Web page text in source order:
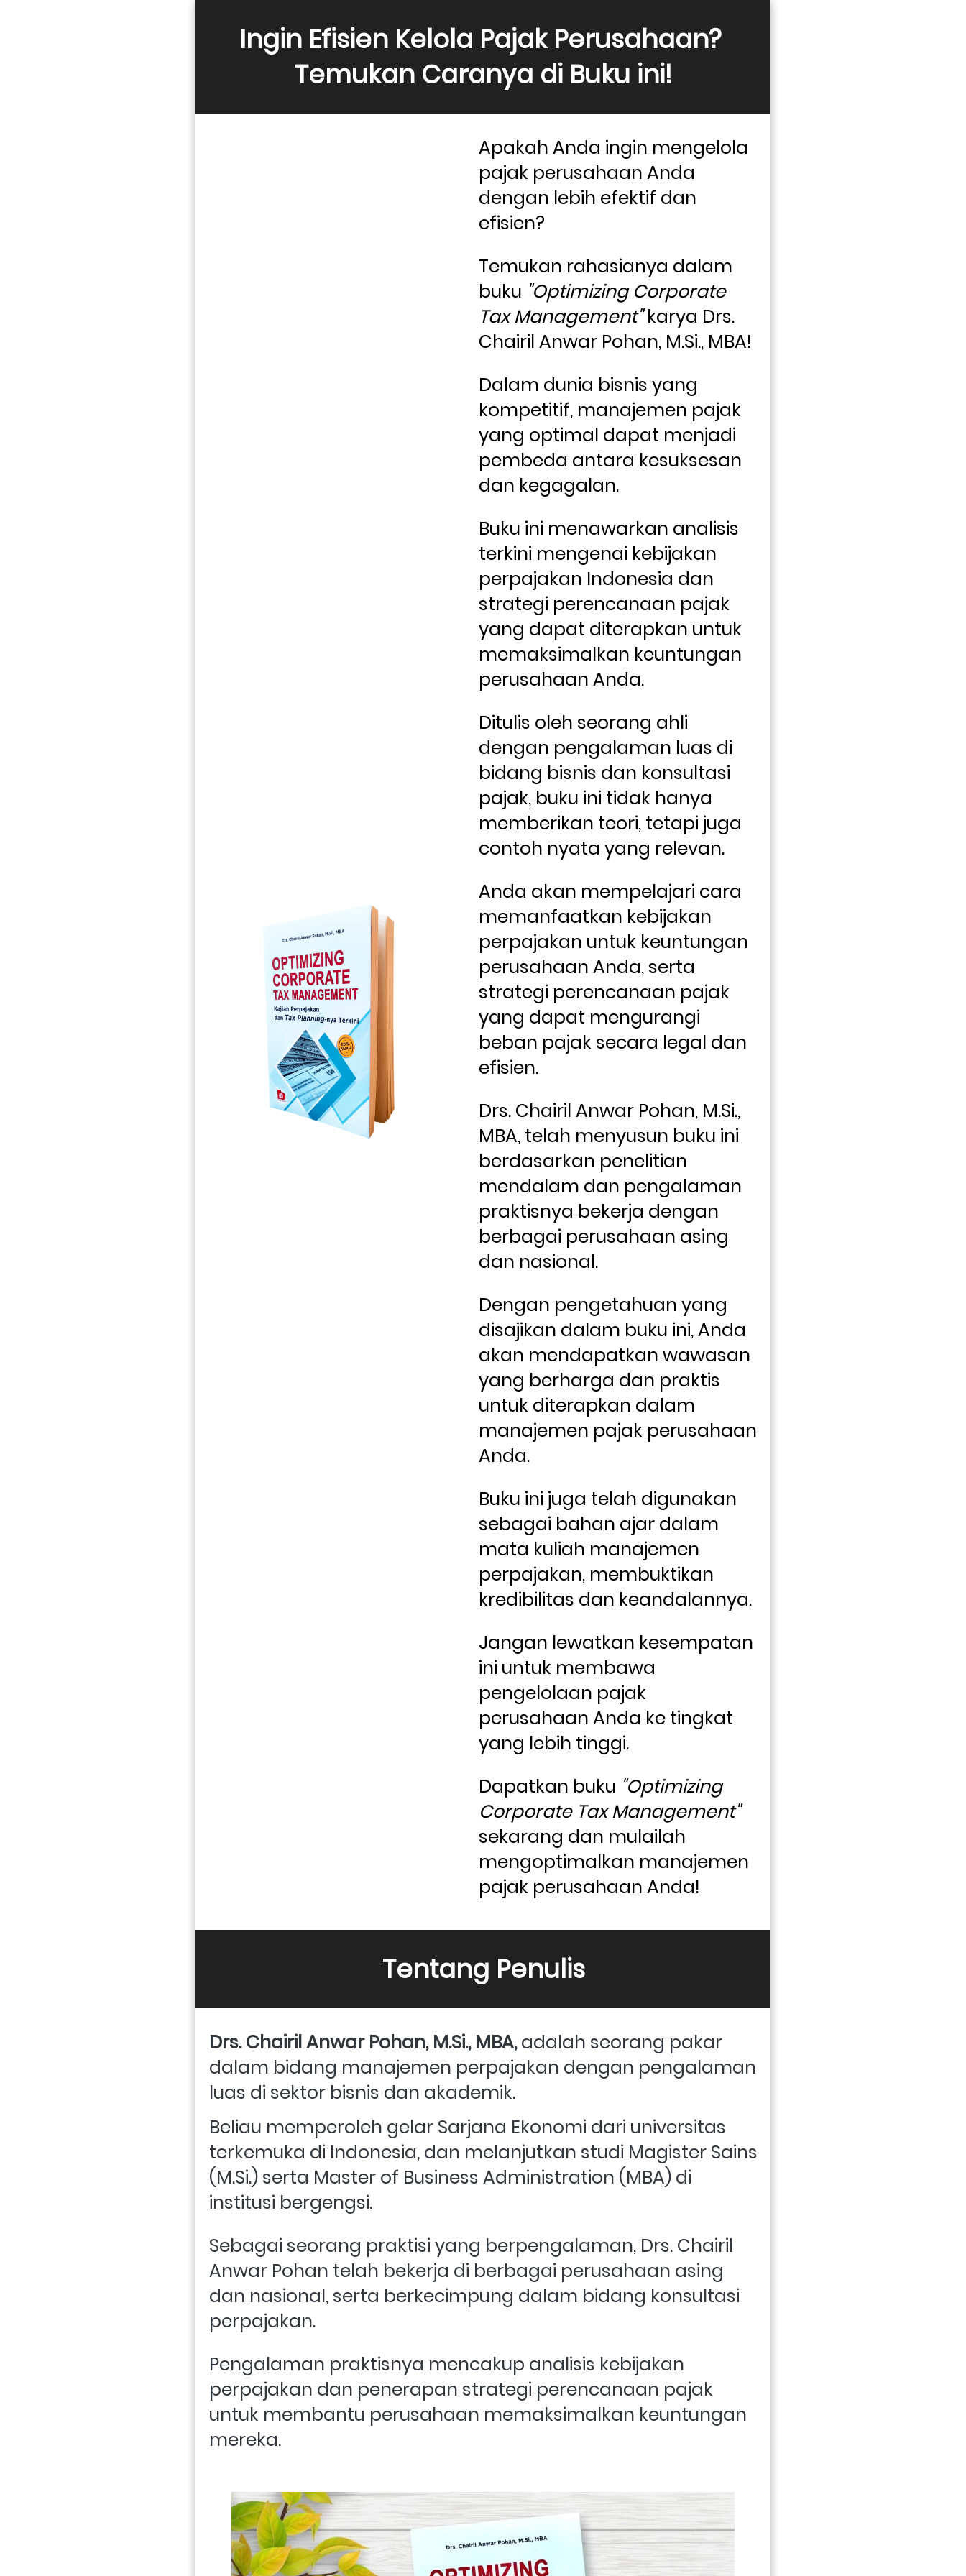
Ingin Efisien Kelola Pajak Perusahaan?
Temukan Caranya di Buku ini!
Apakah Anda ingin mengelola
pajak perusahaan Anda
dengan lebih efektif dan
efisien?
Temukan rahasianya dalam
buku "Optimizing Corporate
Tax Management" karya Drs.
Chairil Anwar Pohan, M.Si., MBA!
Dalam dunia bisnis yang
kompetitif, manajemen pajak
yang optimal dapat menjadi
pembeda antara kesuksesan
dan kegagalan.
Buku ini menawarkan analisis
terkini mengenai kebijakan
perpajakan Indonesia dan
strategi perencanaan pajak
yang dapat diterapkan untuk
memaksimalkan keuntungan
perusahaan Anda.
Ditulis oleh seorang ahli
dengan pengalaman luas di
bidang bisnis dan konsultasi
pajak, buku ini tidak hanya
memberikan teori, tetapi juga
contoh nyata yang relevan.
Anda akan mempelajari cara
memanfaatkan kebijakan
perpajakan untuk keuntungan
perusahaan Anda, serta
strategi perencanaan pajak
yang dapat mengurangi
beban pajak secara legal dan
efisien.
Drs. Chairil Anwar Pohan, M.Si.,
MBA, telah menyusun buku ini
berdasarkan penelitian
mendalam dan pengalaman
praktisnya bekerja dengan
berbagai perusahaan asing
dan nasional.
Dengan pengetahuan yang
disajikan dalam buku ini, Anda
akan mendapatkan wawasan
yang berharga dan praktis
untuk diterapkan dalam
manajemen pajak perusahaan
Anda.
Buku ini juga telah digunakan
sebagai bahan ajar dalam
mata kuliah manajemen
perpajakan, membuktikan
kredibilitas dan keandalannya.
Jangan lewatkan kesempatan
ini untuk membawa
pengelolaan pajak
perusahaan Anda ke tingkat
yang lebih tinggi.
Dapatkan buku "Optimizing
Corporate Tax Management"
sekarang dan mulailah
mengoptimalkan manajemen
pajak perusahaan Anda!
Tentang Penulis
Drs. Chairil Anwar Pohan, M.Si., MBA, adalah seorang pakar
dalam bidang manajemen perpajakan dengan pengalaman
luas di sektor bisnis dan akademik.
Beliau memperoleh gelar Sarjana Ekonomi dari universitas
terkemuka di Indonesia, dan melanjutkan studi Magister Sains
(M.Si.) serta Master of Business Administration (MBA) di
institusi bergengsi.
Sebagai seorang praktisi yang berpengalaman, Drs. Chairil
Anwar Pohan telah bekerja di berbagai perusahaan asing
dan nasional, serta berkecimpung dalam bidang konsultasi
perpajakan.
Pengalaman praktisnya mencakup analisis kebijakan
perpajakan dan penerapan strategi perencanaan pajak
untuk membantu perusahaan memaksimalkan keuntungan
mereka.